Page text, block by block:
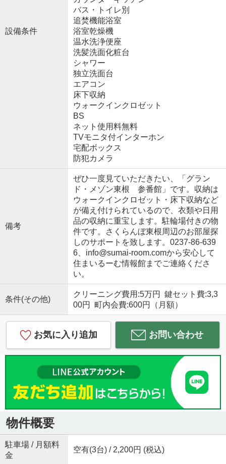
設備条件
バス・トイレ別
追焚機能浴室
浴室乾燥機
温水洗浄便座
洗髪洗面化粧台
シャワー
独立洗面台
エアコン
床下収納
ウォークインクロゼット
BS
ネット使用料無料
TVモニタ付インターホン
宅配ボックス
防犯カメラ
備考
ぜひ一度見ていただきたい、「グラン
ド・メゾン東根 参番館」です。収納は
ウォークインクロゼット・床下収納など
が備え付けられているので、衣類や日用
品の収納に重宝します。駐輪場付きの物
件です。さくらんぼ東根周辺のお部屋探
しのサポートを致します。0237-86-639
6、info@sumai-room.comから安心して
住まいるーむ情報館までご連絡くださ
い。
条件(その他)
クリーニング費用:5万円 鍵セット費:3,3
00円 町内会費:600円（月額）
お気に入り追加 お問い合わせ
物件概要
駐車場 / 月額料
金
空有(3台) / 2,200円 (税込)